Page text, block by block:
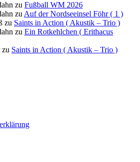
zu Fußball WM 2026
zu Auf der Nordseeinsel Föhr ( 1 )
zu Saints in Action ( Akustik – Trio )
zu Ein Rotkehlchen ( Erithacus
zu Saints in Action ( Akustik – Trio )